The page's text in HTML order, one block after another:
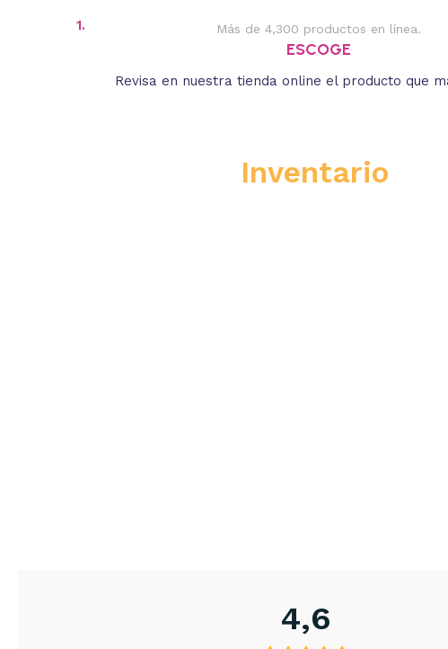
1. Más de 4,300 productos en línea.
ESCOGE
Revisa en nuestra tienda online el producto que
Inventario
4,6